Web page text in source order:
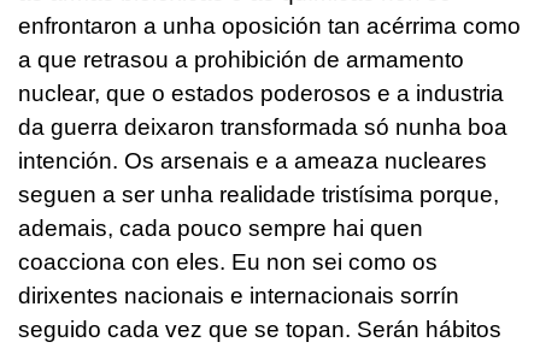
enfrontaron a unha oposición tan acérrima como
a que retrasou a prohibición de armamento
nuclear, que o estados poderosos e a industria
da guerra deixaron transformada só nunha boa
intención. Os arsenais e a ameaza nucleares
seguen a ser unha realidade tristísima porque,
ademais, cada pouco sempre hai quen
coacciona con eles. Eu non sei como os
dirixentes nacionais e internacionais sorrín
seguido cada vez que se topan. Serán hábitos